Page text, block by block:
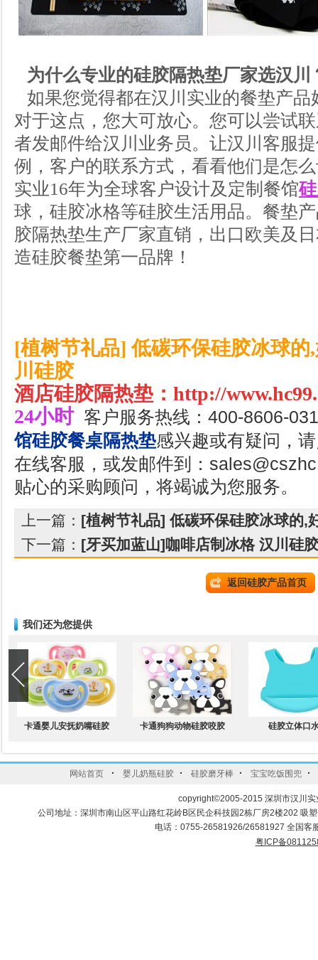
为什么专业的硅胶隔热垫厂家选汉川
如果您觉得都在汉川实业的餐垫产
对于这点，您大可放心。您可以尝试
者发邮件给汉川业务员。让汉川客服
例，客户的联系方式，看看他们是怎
实业16年为全球客户设计及定制餐馆
球，硅胶冰格等硅胶生活用品。餐垫
胶隔热垫生产厂家直销，出口欧美及
造硅胶餐垫第一品牌！
[植树节礼品] 低碳环保硅胶冰球的
川硅胶
酒店硅胶隔热垫： http://
24小时客户服务热线：400-8606-
馆硅胶餐桌隔热垫感兴趣或有疑问，
在线客服，或发邮件到：
贴心的采购顾问，将竭诚为您服务。
上一篇： [植树节礼品] 低碳环保硅胶冰球的,
下一篇： [牙买加蓝山]咖啡店制冰格 汉川硅
返回硅胶产品首页
我们还为您提供
卡通婴儿安抚奶嘴硅胶 卡通狗狗动物硅胶咬胶 硅胶立体口
网站首页 · 婴儿奶瓶硅胶 · 硅胶磨牙棒 · 宝宝吃饭围兜 ·
copyright©2005-2015 深圳市汉川
公司地址：深圳市南山区平山路红花岭B区民企科技园2栋厂房2楼202 吸
电话：0755-26581926/26581927 全国客
粤ICP备